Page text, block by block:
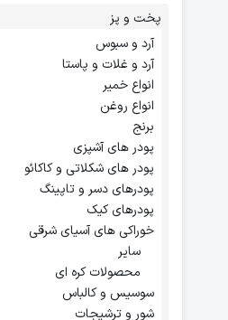
پخت و پز
آرد و سبوس
آرد و غلات و پاستا
انواع خمیر
انواع روغن
برنج
پودر های آشپزی
پودر های شکلاتی و کاکائو
پودرهای دسر و تاپینگ
پودرهای کیک
خوراکی های آسیای شرقی
سایر
محصولات کره ای
سوسیس و کالباس
شور و ترشیجات